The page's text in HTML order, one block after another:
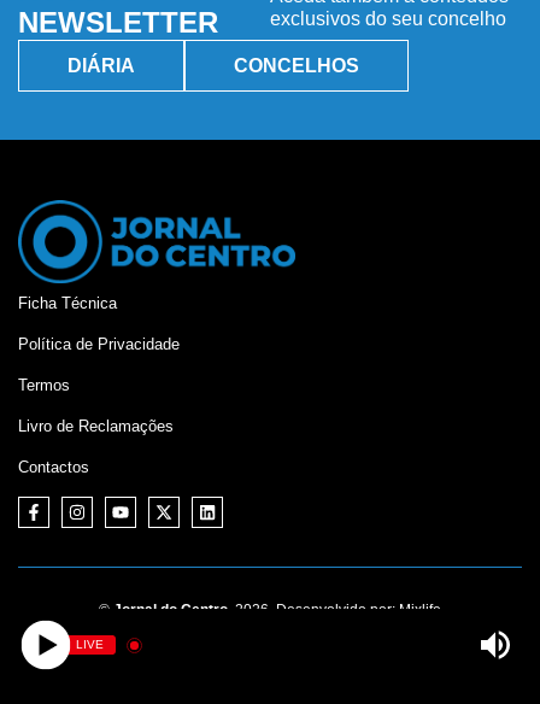
NEWSLETTER
exclusivos do seu concelho
DIÁRIA CONCELHOS
Ficha Técnica
Política de Privacidade
Termos
Livro de Reclamações
Contactos
© Jornal do Centro, 2026. Desenvolvido por: Mixlife
LIVE